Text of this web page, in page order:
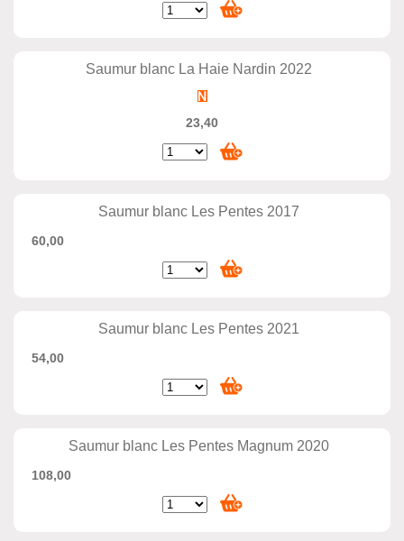
Saumur blanc La Haie Nardin 2022
23,40
Saumur blanc Les Pentes 2017
60,00
Saumur blanc Les Pentes 2021
54,00
Saumur blanc Les Pentes Magnum 2020
108,00